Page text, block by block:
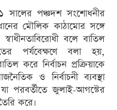
সালের পঞ্চদশ সংশোধনীর
মৌলিক কাঠামোর সঙ্গে
বলে বাতিল
পর্যবেক্ষণে বলা হয়,
করে নির্বাচন প্রক্রিয়াকে
ও নির্বাচনী ব্যবস্থা
যা পরবর্তীতে জুলাই-আগস্টের
করে।